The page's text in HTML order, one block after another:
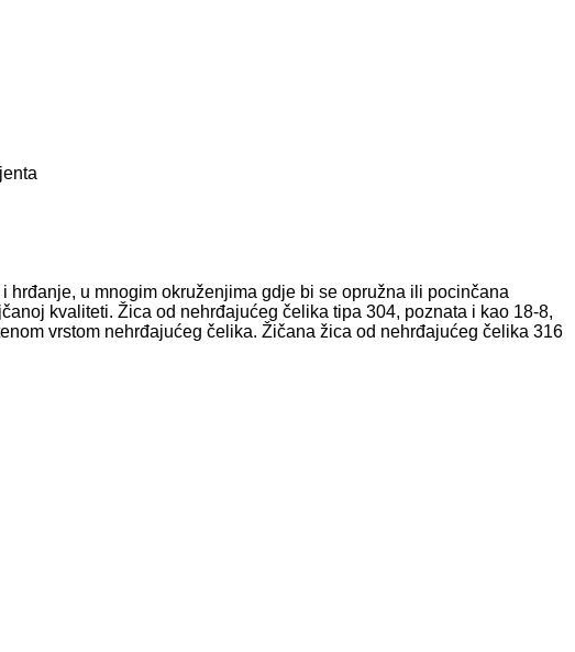
u mnogim okruženjima gdje bi se opružna ili pocinčana
kvaliteti. Žica od nehrđajućeg čelika tipa 304, poznata i kao 18-8,
vrstom nehrđajućeg čelika. Žičana žica od nehrđajućeg čelika 316